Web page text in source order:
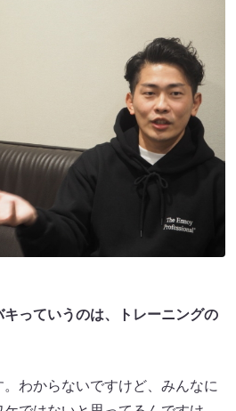
っていうのは、トレーニングの
わからないですけど、みんなに